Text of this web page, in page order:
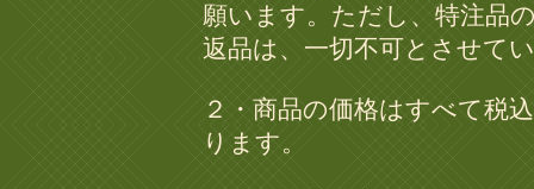
願います。ただし、特注品
返品は、一切不可とさせて
２・商品の価格はすべて税
ります。